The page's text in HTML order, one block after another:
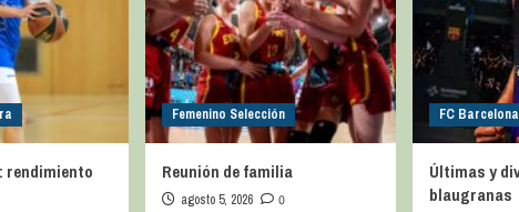
rendimiento
Femenino Selección
Reunión de familia
agosto 5, 2026 0
FC Barcelona
Últimas y
blaugranas